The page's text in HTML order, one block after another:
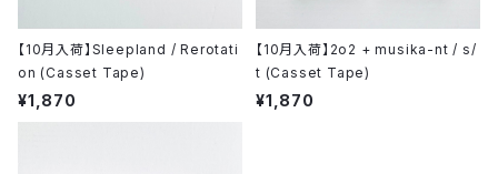
【10月入荷】Sleepland / Rerotati
on (Casset Tape)
¥1,870
【10月入荷】2o2 + musika-nt / s/
t (Casset Tape)
¥1,870